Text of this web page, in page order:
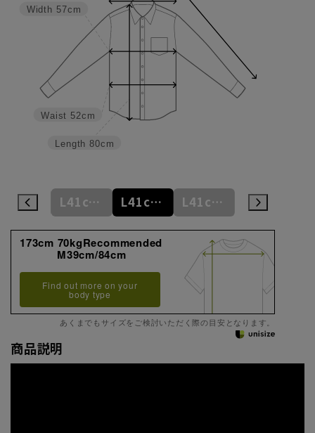
Length 80cm
Waist 52cm
Width 57cm
L41cm/78cm L41cm/80cm L41cm/82cm L41cm/84cm
173cm 70kgRecommended
M39cm/84cm
Find out more on your
body type
あくまでもサイズをご検討いただく際の目安となります。
商品説明